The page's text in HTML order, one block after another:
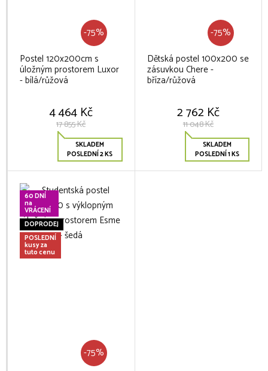
-75%
Postel 120x200cm s
úložným prostorem Luxor
- bílá/růžová
4 464 Kč
17 855 Kč
SKLADEM
POSLEDNÍ 2 KS
-75%
Dětská postel 100x200 se
zásuvkou Chere -
bříza/růžová
2 762 Kč
11 048 Kč
SKLADEM
POSLEDNÍ 1 KS
60 DNÍ
na
VRÁCENÍ
DOPRODEJ
POSLEDNÍ
kusy za
tuto cenu
-75%